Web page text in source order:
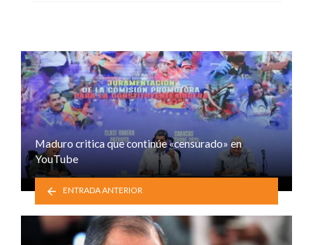
Maduro critica que continúe «censurado» en
YouTube
ENTRADA ANTERIOR